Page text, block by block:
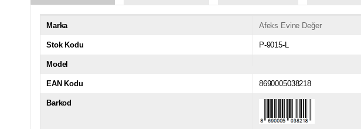
Marka Afeks Evine Değer
Stok Kodu P-9015-L
Model
EAN Kodu 8690005038218
Barkod